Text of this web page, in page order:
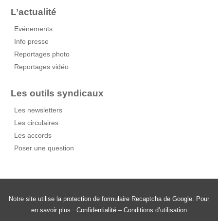
L’actualité
Evénements
Info presse
Reportages photo
Reportages vidéo
Les outils syndicaux
Les newsletters
Les circulaires
Les accords
Poser une question
Notre site utilise la protection de formulaire Recaptcha de Google. Pour
en savoir plus : Confidentialité – Conditions d’utilisation